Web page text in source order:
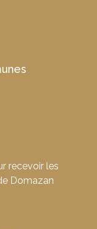
recevoir les
Domazan